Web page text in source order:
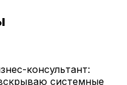
консультант:
системные